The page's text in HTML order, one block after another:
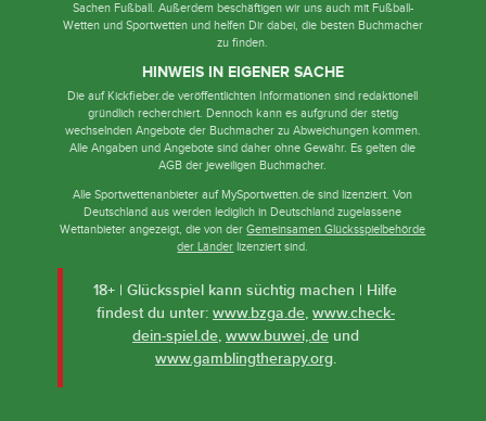
Sachen Fußball. Außerdem beschäftigen wir uns auch mit Fußball-
Wetten und Sportwetten und helfen Dir dabei, die besten Buchmacher
zu finden.
HINWEIS IN EIGENER SACHE
Die auf Kickfieber.de veröffentlichten Informationen sind redaktionell
gründlich recherchiert. Dennoch kann es aufgrund der stetig
wechselnden Angebote der Buchmacher zu Abweichungen kommen.
Alle Angaben und Angebote sind daher ohne Gewähr. Es gelten die
AGB der jeweiligen Buchmacher.
Alle Sportwettenanbieter auf MySportwetten.de sind lizenziert. Von
Deutschland aus werden lediglich in Deutschland zugelassene
Wettanbieter angezeigt, die von derGemeinsamen Glücksspielbehörde
der Länder lizenziert sind.
18+ | Glücksspiel kann süchtig machen | Hilfe
findest du unter: www.bzga.de, www.check-
dein-spiel.de, www.buwei,.deund
www.gamblingtherapy.org.